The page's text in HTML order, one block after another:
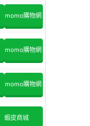
momo購物網
momo購物網
momo購物網
蝦皮商城